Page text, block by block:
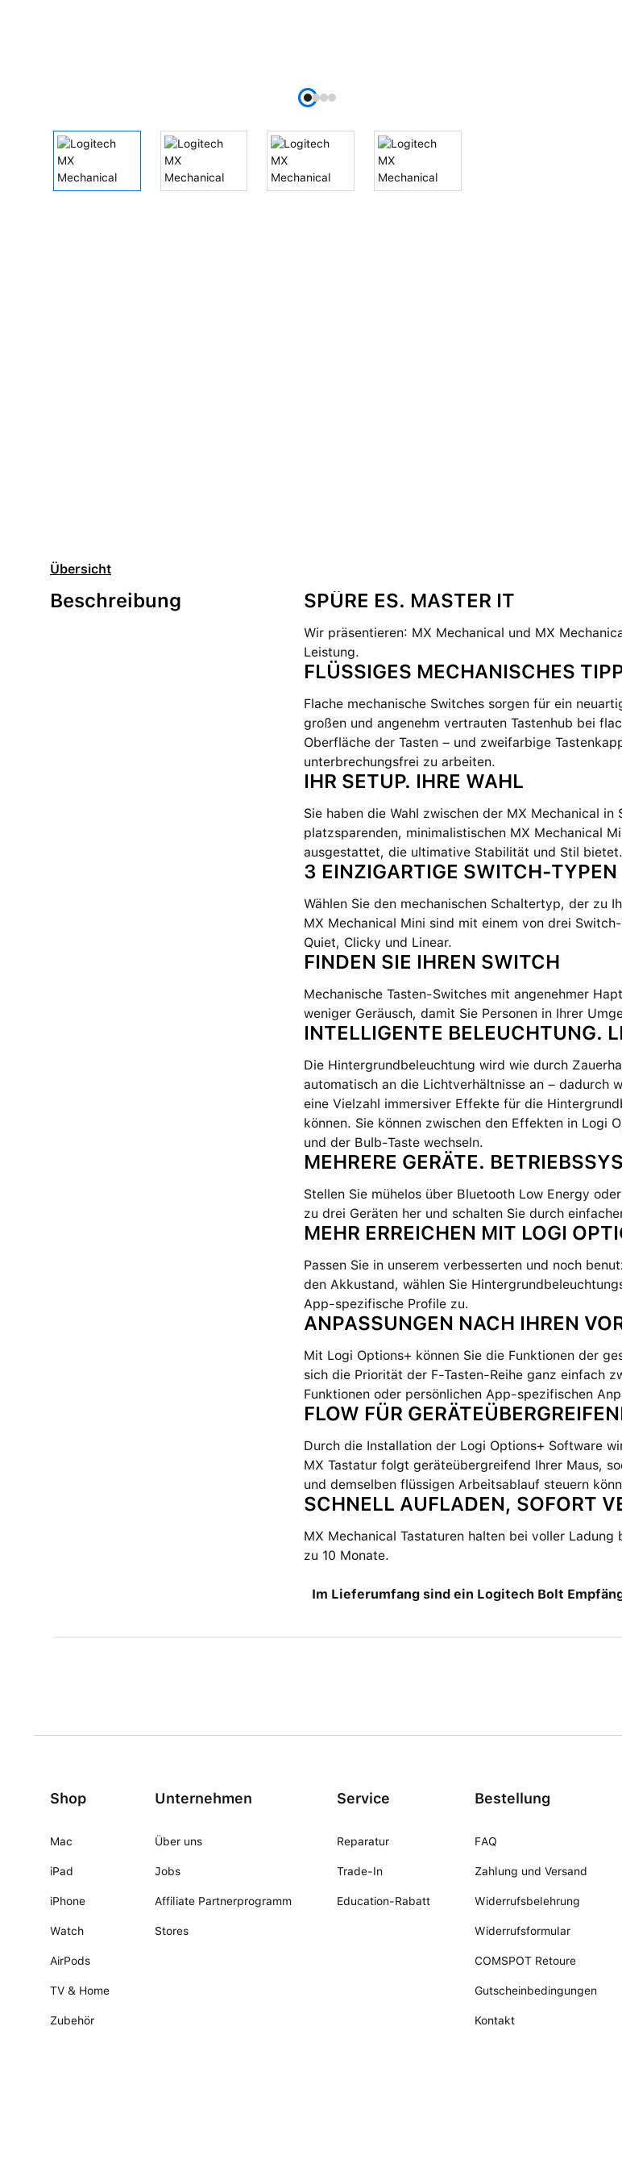
Übersicht
Beschreibung SPÜRE ES. MASTER IT
Wir präsentieren: MX Mechanical und MX
Leistung.
FLÜSSIGES MECHANISCHES
Flache mechanische Switches sorgen für ein
großen und angenehm vertrauten Tastenhub bei
Oberfläche der Tasten – und zweifarbige
unterbrechungsfrei zu arbeiten.
IHR SETUP. IHRE WAHL
Sie haben die Wahl zwischen der MX Mechanical
platzsparenden, minimalistischen MX Mechanical
ausgestattet, die ultimative Stabilität und Stil
3 EINZIGARTIGE SWITCH-TYPEN
Wählen Sie den mechanischen Schaltertyp, der zu
MX Mechanical Mini sind mit einem von drei
Quiet, Clicky und Linear.
FINDEN SIE IHREN SWITCH
Mechanische Tasten-Switches mit angenehmer
weniger Geräusch, damit Sie Personen in Ihrer
INTELLIGENTE BELEUCHTUNG.
Die Hintergrundbeleuchtung wird wie durch
automatisch an die Lichtverhältnisse an – dadurch
eine Vielzahl immersiver Effekte für die
können. Sie können zwischen den Effekten in Logi
und der Bulb-Taste wechseln.
MEHRERE GERÄTE.
Stellen Sie mühelos über Bluetooth Low Energy
zu drei Geräten her und schalten Sie durch
MEHR ERREICHEN MIT LOGI
Passen Sie in unserem verbesserten und noch
den Akkustand, wählen Sie
App-spezifische Profile zu.
ANPASSUNGEN NACH IHREN
Mit Logi Options+ können Sie die Funktionen der
sich die Priorität der F-Tasten-Reihe ganz einfach
Funktionen oder persönlichen App-spezifischen
FLOW FÜR
Durch die Installation der Logi Options+ Software
MX Tastatur folgt geräteübergreifend Ihrer Maus,
und demselben flüssigen Arbeitsablauf steuern
SCHNELL AUFLADEN, SOFORT
MX Mechanical Tastaturen halten bei voller
zu 10 Monate.
Im Lieferumfang sind ein Logitech Bolt
Shop
Mac
iPad
iPhone
Watch
AirPods
TV & Home
Zubehör
Unternehmen
Über uns
Jobs
Affiliate Partnerprogramm
Stores
Service
Reparatur
Trade-In
Education-Rabatt
Bestellung
FAQ
Zahlung und Versand
Widerrufsbelehrung
Widerrufsformular
COMSPOT Retoure
Gutscheinbedingungen
Kontakt